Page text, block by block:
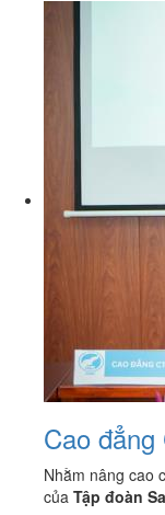
Cao
Nhằm nâng cao
của Tập đoàn